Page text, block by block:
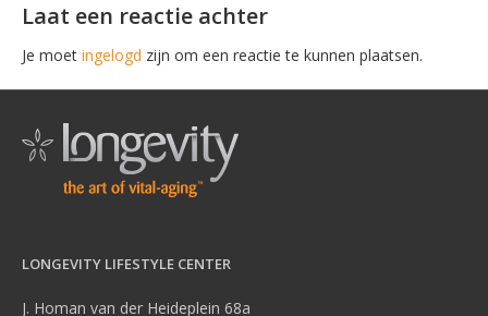
Laat een reactie achter
Je moet ingelogd zijn om een reactie te kunnen plaatsen.
LONGEVITY LIFESTYLE CENTER
J. Homan van der Heideplein 68a